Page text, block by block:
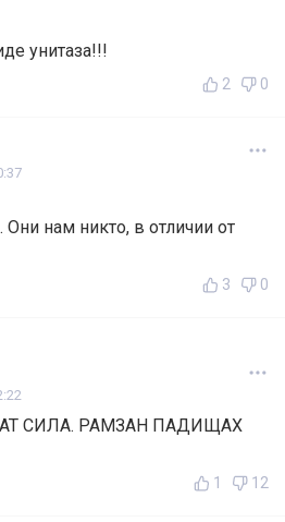
унитаза!!!
2 0
нам никто, в отличии от
3 0
СИЛА. РАМЗАН ПАДИЩАХ
1 12